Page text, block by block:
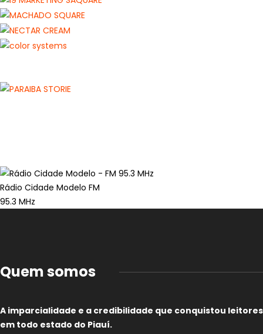
Rádio Cidade Modelo FM
95.3 MHz
Quem somos
A imparcialidade e a credibilidade que conquistou leitores
em todo estado do Piauí.